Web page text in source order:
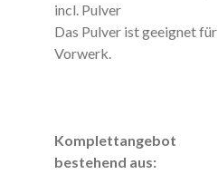
incl. Pulver
Das Pulver ist geeignet für
Vorwerk.
Komplettangebot
bestehend aus: